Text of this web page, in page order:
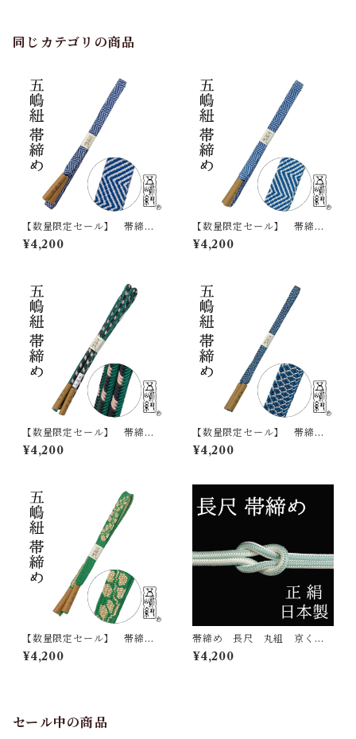
同じカテゴリの商品
【数量限定セール】 帯締
め 五嶋紐 江戸組紐 帯
〆 おびじめ 正絹 日本
¥4,200
【数量限定セール】 帯締
め 五嶋紐 江戸組紐 帯
〆 おびじめ 正絹 日本
¥4,200
【数量限定セール】 帯締
め 五嶋紐 江戸組紐 帯
〆 おびじめ 正絹 日本
¥4,200
【数量限定セール】 帯締
め 五嶋紐 江戸組紐 帯
〆 おびじめ 正絹 日本
¥4,200
【数量限定セール】 帯締
め 五嶋紐 江戸組紐 帯
〆 おびじめ 正絹 日本
¥4,200
帯締め 長尺 丸組 京くみ
ひも 正絹 日本製 ozt10
ロングサイズ 2トーン 帯
¥4,200
セール中の商品